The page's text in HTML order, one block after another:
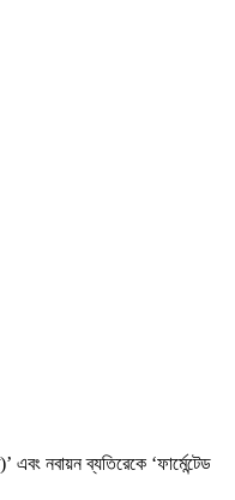
নবায়ন ব্যতিরেকে ‘ফার্মেন্টেড